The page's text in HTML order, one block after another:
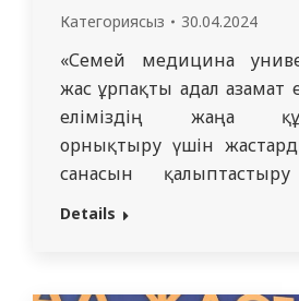
Категориясыз 30.04.2024
«Семей медицина
жас ұрпақты адал азамат
еліміздің жаңа
орнықтыру үшін
санасын
«Адал азамат!»
Details